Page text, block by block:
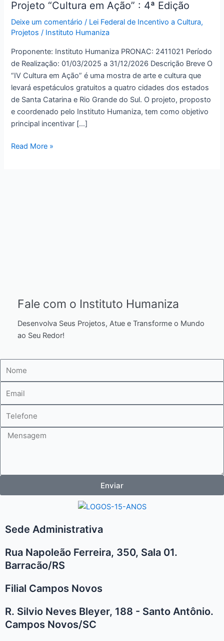
Projeto “Cultura em Ação” : 4ª Edição
Deixe um comentário / Lei Federal de Incentivo a Cultura,
Projetos / Instituto Humaniza
Proponente: Instituto Humaniza PRONAC: 2411021 Período
de Realização: 01/03/2025 a 31/12/2026 Descrição Breve O
“IV Cultura em Ação” é uma mostra de arte e cultura que
levará espetáculos gratuitos a quatro cidades dos estados
de Santa Catarina e Rio Grande do Sul. O projeto, proposto
e coordenado pelo Instituto Humaniza, tem como objetivo
principal incentivar […]
Projeto
em
:
4ª
Edição
Read More »
Fale com o Instituto Humaniza
Desenvolva Seus Projetos, Atue e Transforme o Mundo
ao Seu Redor!
Mensagem
Enviar
Sede Administrativa
Rua Napoleão Ferreira, 350, Sala 01.
Barracão/RS
Filial Campos Novos
R. Silvio Neves Bleyer, 188 - Santo Antônio.
Campos Novos/SC